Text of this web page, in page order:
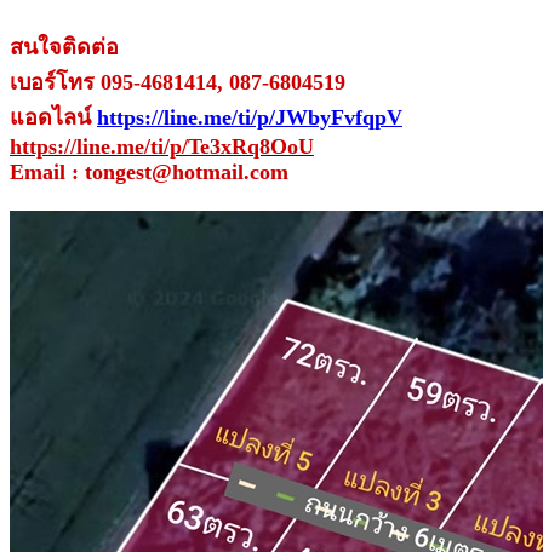
สนใจติดต่อ
เบอร์โทร 095-4681414, 087-6804519
แอดไลน์ https://line.me/ti/p/JWbyFvfqpV
https://line.me/ti/p/Te3xRq8OoU
Email : tongest@hotmail.com